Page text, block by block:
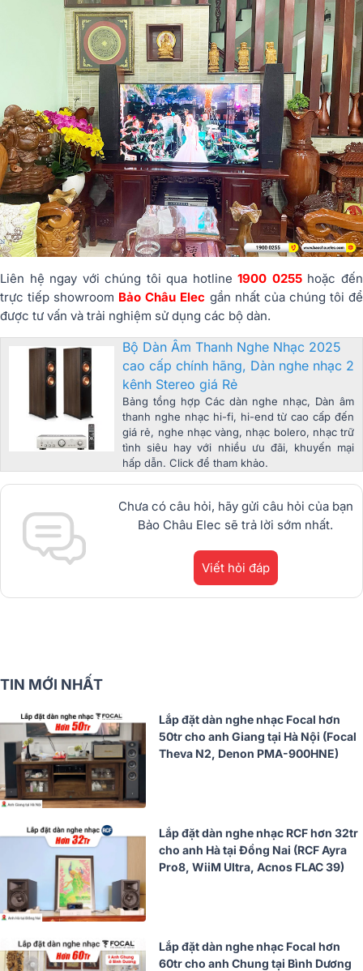
Liên hệ ngay với chúng tôi qua hotline1900 0255 hoặc đến
trực tiếp showroom Bảo Châu Elec gần nhất của chúng tôi để
được tư vấn và trải nghiệm sử dụng các bộ dàn.
Bộ Dàn Âm Thanh Nghe Nhạc 2025
cao cấp chính hãng, Dàn nghe nhạc 2
kênh Stereo giá Rẻ
Bảng tổng hợp Các dàn nghe nhạc, Dàn âm
thanh nghe nhạc hi-fi, hi-end từ cao cấp đến
giá rẻ, nghe nhạc vàng, nhạc bolero, nhạc trữ
tình siêu hay với nhiều ưu đãi, khuyến mại
hấp dẫn. Click để tham khảo.
Chưa có câu hỏi, hãy gửi câu hỏi của bạn
Bảo Châu Elec sẽ trả lời sớm nhất.
Viết hỏi đáp
TIN MỚI NHẤT
Lắp đặt dàn nghe nhạc Focal hơn
50tr cho anh Giang tại Hà Nội (Focal
Theva N2, Denon PMA-900HNE)
Lắp đặt dàn nghe nhạc RCF hơn 32tr
cho anh Hà tại Đồng Nai (RCF Ayra
Pro8, WiiM Ultra, Acnos FLAC 39)
Lắp đặt dàn nghe nhạc Focal hơn
60tr cho anh Chung tại Bình Dương